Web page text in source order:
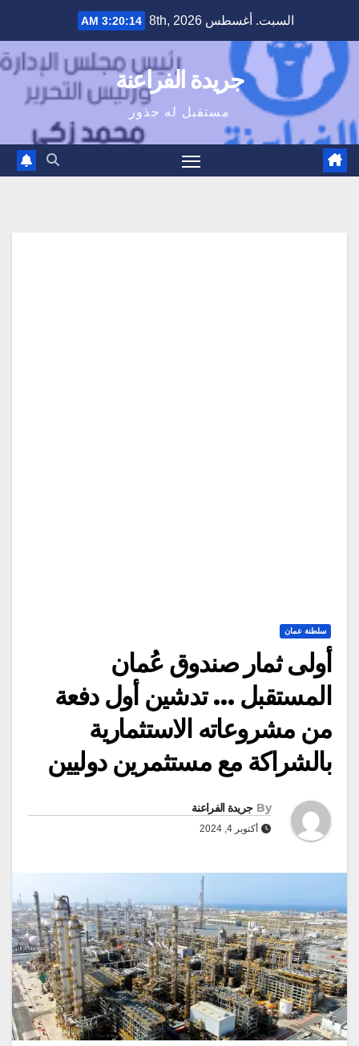
content
السبت. أغسطس 8th, 2026 3:20:15 AM
جريدة الفراعنة
مستقبل له جذور
سلطنة عمان
أولى ثمار صندوق عُمان
المستقبل … تدشين أول دفعة
من مشروعاته الاستثمارية
بالشراكة مع مستثمرين دوليين
By جريدة الفراعنة
أكتوبر 4, 2024